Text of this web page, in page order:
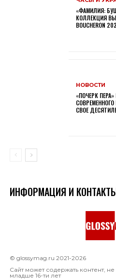
«ФАМИЛИЯ:
КОЛЛЕКЦИЯ
BOUCHERON
НОВОСТИ
«ПОЧЕРК ПЕРА»
СВОЕ
ИНФОРМАЦИЯ И
© glossymag.ru 2021-2026
Сайт может содержать контент,
младше 16-ти лет